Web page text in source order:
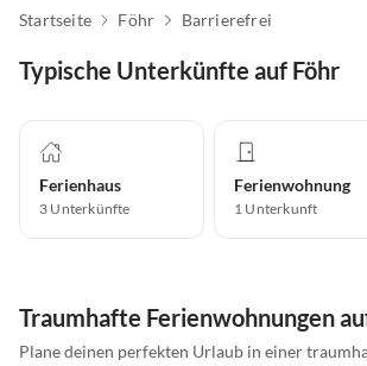
Startseite Föhr Barrierefrei
Typische Unterkünfte auf Föhr
Ferienhaus
3 Unterkünfte
Ferienwohnung
1 Unterkunft
Traumhafte Ferienwohnungen
Plane deinen perfekten Urlaub in einer